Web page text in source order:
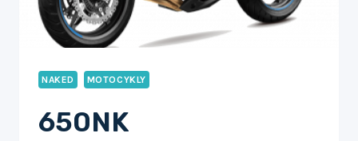
NAKED MOTOCYKLY
650NK